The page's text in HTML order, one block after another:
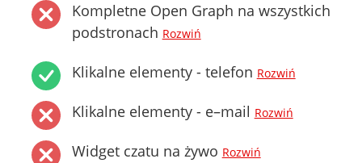
Kompletne Open Graph na wszystkich
podstronach Rozwiń
Klikalne elementy - telefon Rozwiń
Klikalne elementy - e–mail Rozwiń
Widget czatu na żywo Rozwiń